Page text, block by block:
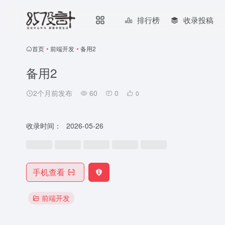
排行榜 收录投稿
首页 • 前端开发 • 备用2
备用2
2个月前发布 60 0 0
收录时间： 2026-05-26
手机查看
前端开发